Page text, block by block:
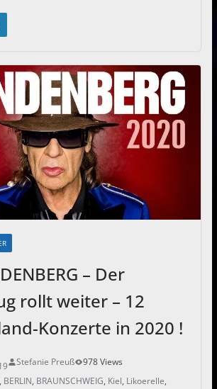
– Der
rollt weiter – 12
Konzerte in 2020 !
Stefanie Preuß
978 Views
BERLIN, BRAUNSCHWEIG, Kiel, Likoerelle,